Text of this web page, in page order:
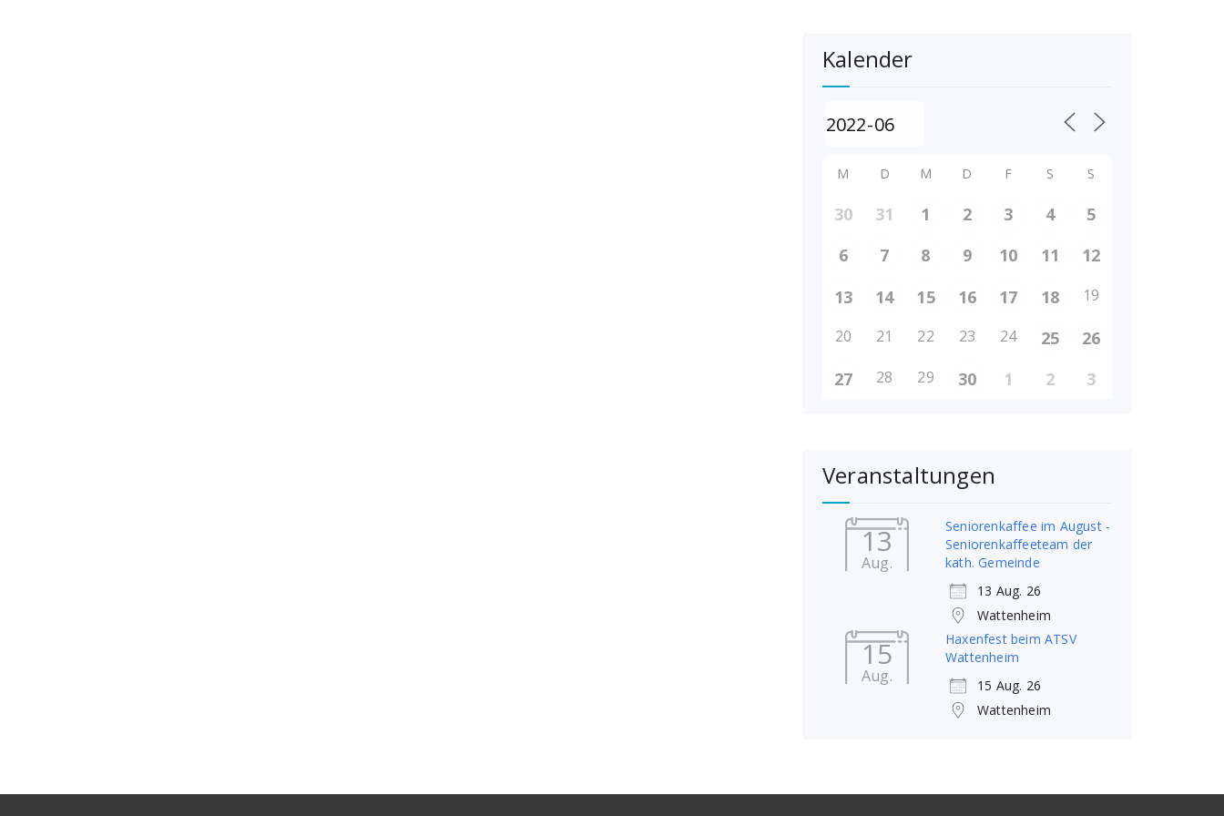
Kalender
M D M D F S S
30 31 1 2 3 4
5
6
7 8 9 10 11
12
13
14 15 16 17 18 19
20 21 22 23 24 25
26
27
28 29 30 1 2 3
Veranstaltungen
13
Aug.
Seniorenkaffee im August -
Seniorenkaffeeteam der
kath. Gemeinde
13 Aug. 26
Wattenheim
15
Aug.
Haxenfest beim ATSV
Wattenheim
15 Aug. 26
Wattenheim